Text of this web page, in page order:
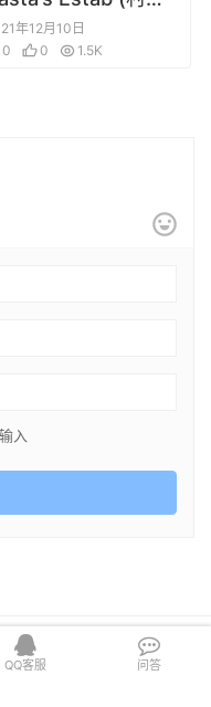
尔) Shangri-La
年12月10日
0
0 1.5K
入
Powered by 绘世界
QQ客服 问答